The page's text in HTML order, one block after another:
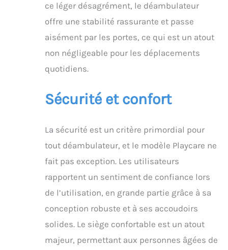
ce léger désagrément, le déambulateur
offre une stabilité rassurante et passe
aisément par les portes, ce qui est un atout
non négligeable pour les déplacements
quotidiens.
Sécurité et confort
La sécurité est un critère primordial pour
tout déambulateur, et le modèle Playcare ne
fait pas exception. Les utilisateurs
rapportent un sentiment de confiance lors
de l’utilisation, en grande partie grâce à sa
conception robuste et à ses accoudoirs
solides. Le siège confortable est un atout
majeur, permettant aux personnes âgées de